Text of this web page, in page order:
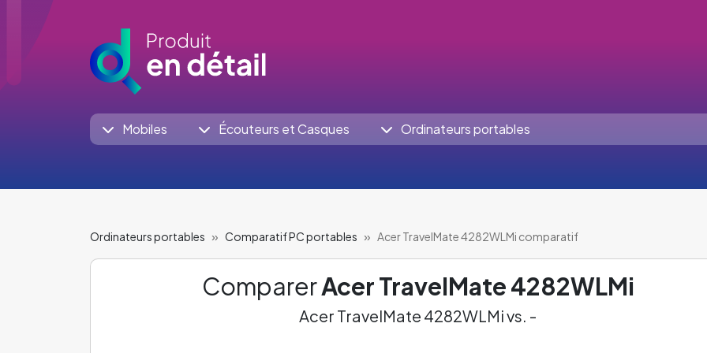
Mobiles Écouteurs et Casques Ordinateurs portables
Ordinateurs portables Comparatif PC portables Acer TravelMate 4282WLMi comparatif
ComparerAcer TravelMate 4282WLMi
Acer TravelMate 4282WLMi vs. -